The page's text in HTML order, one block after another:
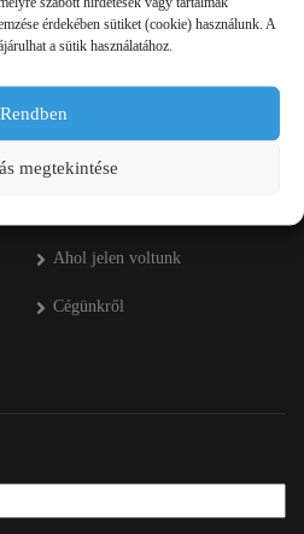
érdekében sütiket (cookie) használunk. A
a sütik használatához.
Rendben
megtekintése
Ahol jelen voltunk
Cégünkről